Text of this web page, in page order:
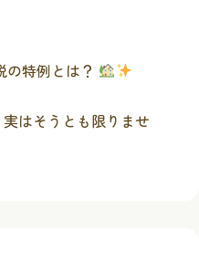
特例とは？
実はそうとも限りませ